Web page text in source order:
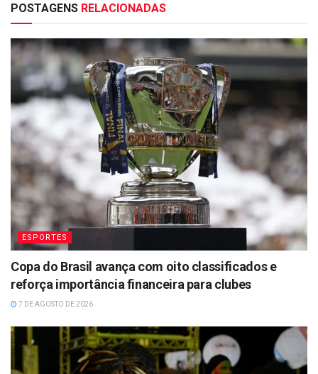
POSTAGENS RELACIONADAS
ESPORTES
Copa do Brasil avança com oito classificados e
reforça importância financeira para clubes
7 DE AGOSTO DE 2026